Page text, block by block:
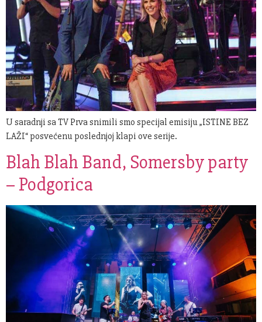
U saradnji sa TV Prva snimili smo specijal emisiju „ISTINE BEZ
LAŽI“ posvećenu poslednjoj klapi ove serije.
Blah Blah Band, Somersby party
– Podgorica